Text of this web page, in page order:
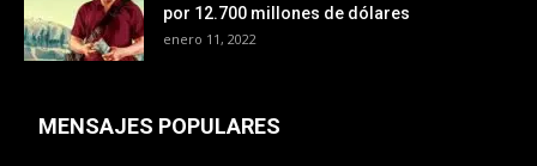
por 12.700 millones de dólares
enero 11, 2022
MENSAJES POPULARES